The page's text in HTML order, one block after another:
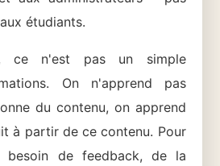
étudiants.
ce n'est pas un simple
On n'apprend pas
du contenu, on apprend
à partir de ce contenu. Pour
besoin de feedback, de la